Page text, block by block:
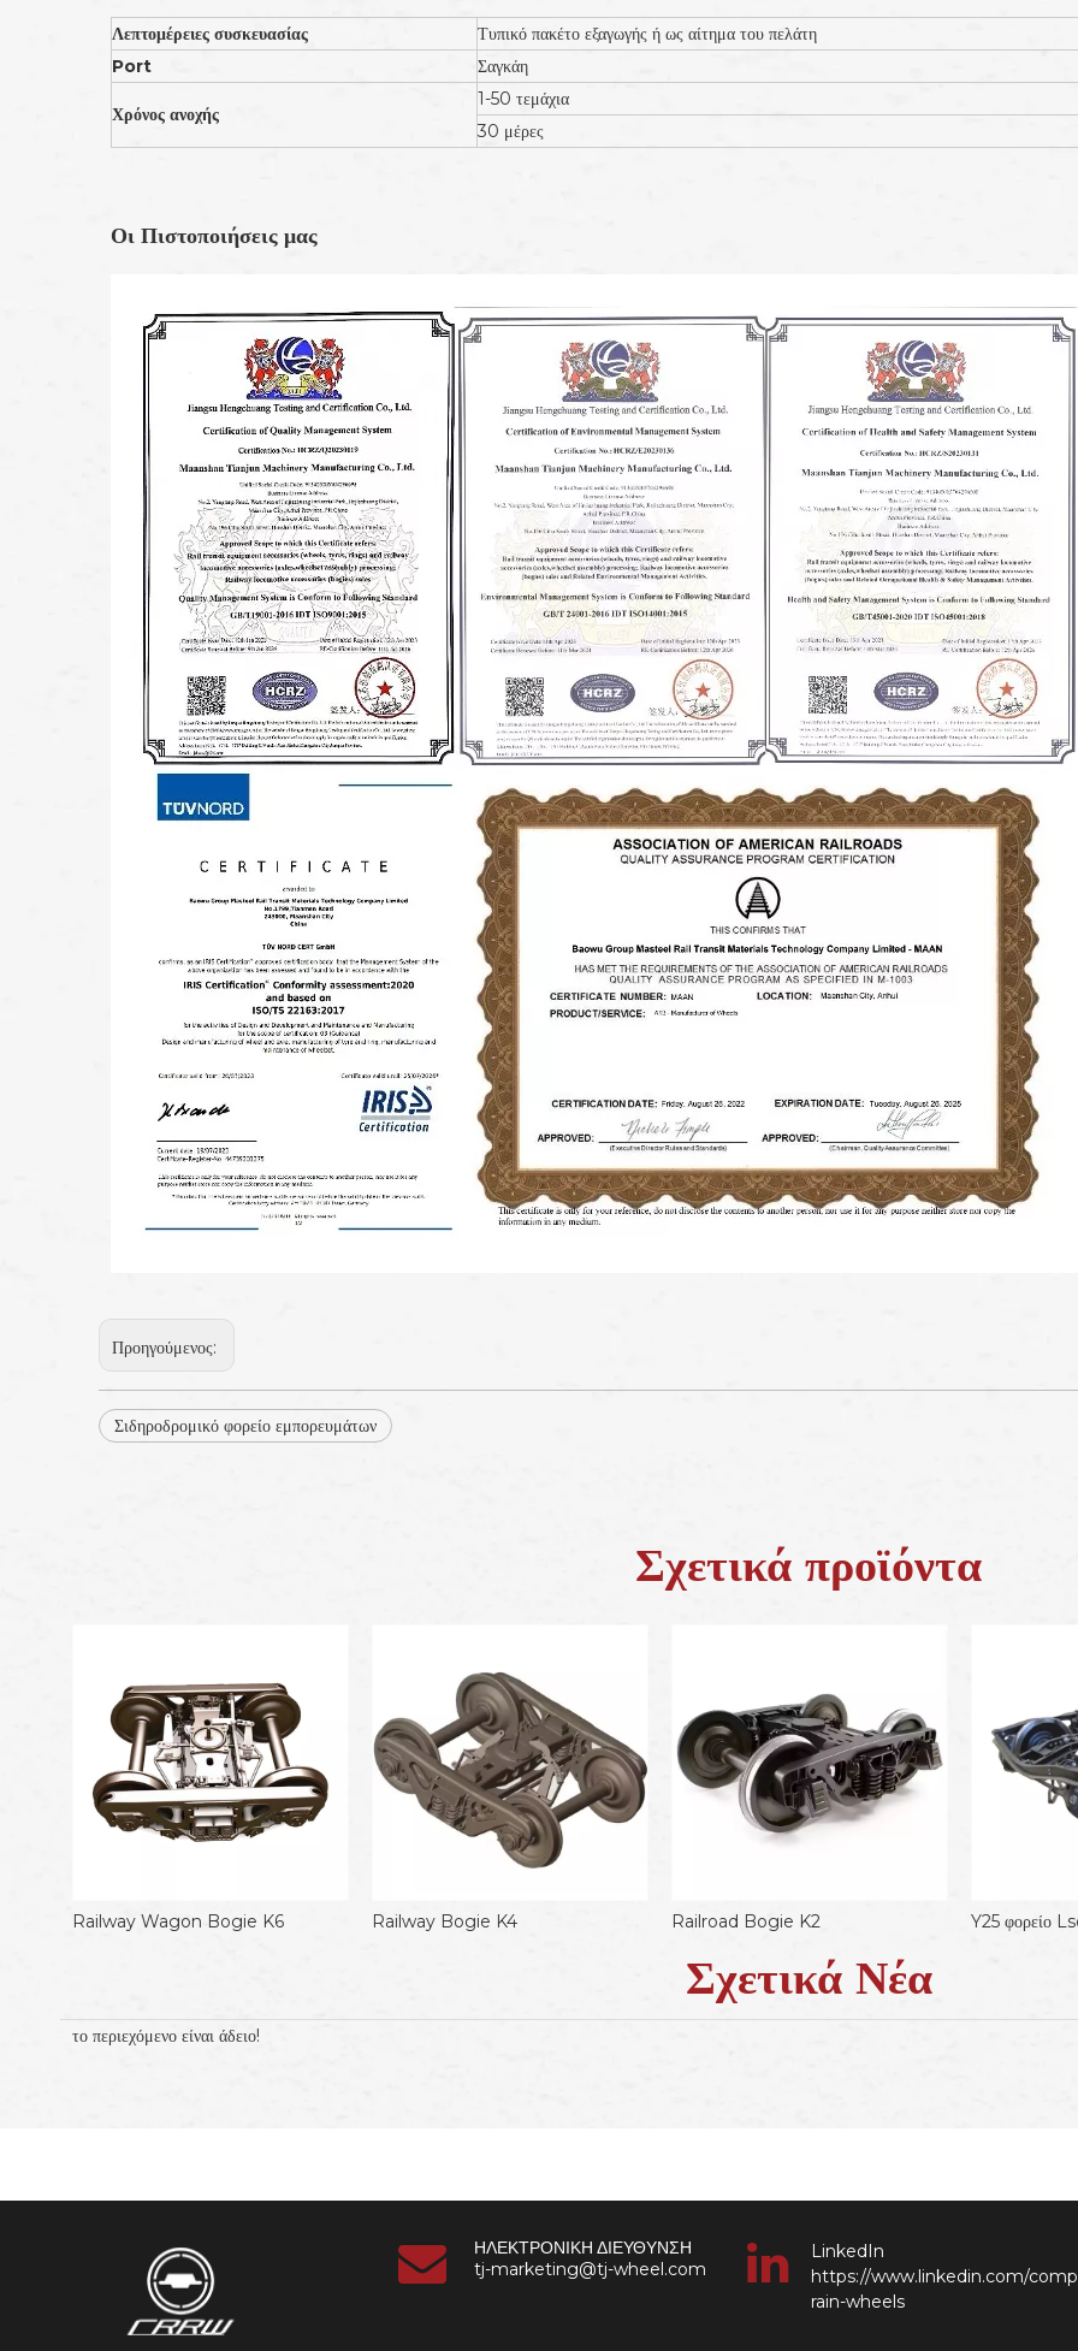
Λεπτομέρειες συσκευασίας
Τυπικό πακέτο εξαγωγής ή ως αίτημα του πελάτη
Port
Σαγκάη
Χρόνος ανοχής
1-50 τεμάχια
30 μέρες
Οι Πιστοποιήσεις μας
Προηγούμενος:
Σιδηροδρομικό φορείο εμπορευμάτων
Σχετικά προϊόντα
Railway Wagon Bogie K6 Railway Bogie K4 Railroad Bogie K2
Σχετικά Νέα
το περιεχόμενο είναι άδειο!
ΗΛΕΚΤΡΟΝΙΚΗ ΔΙΕΥΘΥΝΣΗ
tj-marketing@tj-wheel.com
LinkedIn
https://www.linkedin.com/
rain-wheels